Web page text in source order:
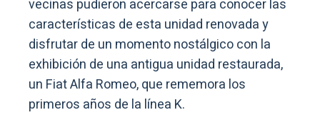
vecinas pudieron acercarse para conocer las
características de esta unidad renovada y
disfrutar de un momento nostálgico con la
exhibición de una antigua unidad restaurada,
un Fiat Alfa Romeo, que rememora los
primeros años de la línea K.